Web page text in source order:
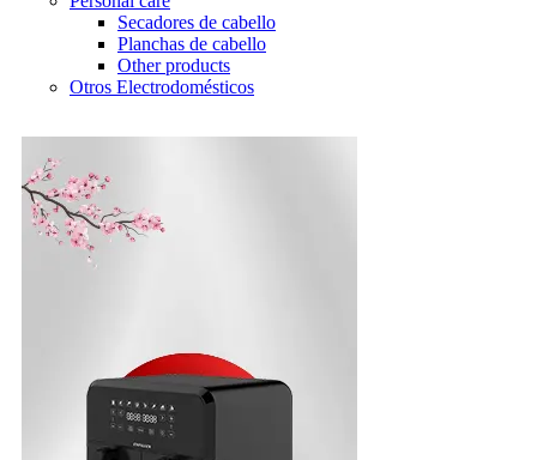
Secadores de cabello
Planchas de cabello
Other products
Otros Electrodomésticos